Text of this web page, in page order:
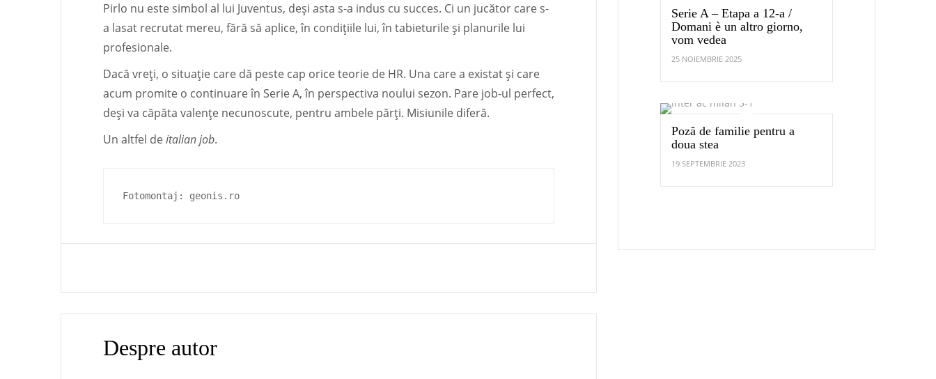
Pirlo nu este simbol al lui Juventus, deși asta s-a indus cu succes. Ci un jucător care s-
a lasat recrutat mereu, fără să aplice, în condițiile lui, în tabieturile și planurile lui
profesionale.
Dacă vreți, o situație care dă peste cap orice teorie de HR. Una care a existat și care
acum promite o continuare în Serie A, în perspectiva noului sezon. Pare job-ul perfect,
deși va căpăta valențe necunoscute, pentru ambele părți. Misiunile diferă.
Un altfel deitalian job.
Fotomontaj: geonis.ro
Despre autor
Serie A – Etapa a 12-a /
Domani è un altro giorno,
vom vedea
25 NOIEMBRIE 2025
Poză de familie pentru a
doua stea
19 SEPTEMBRIE 2023